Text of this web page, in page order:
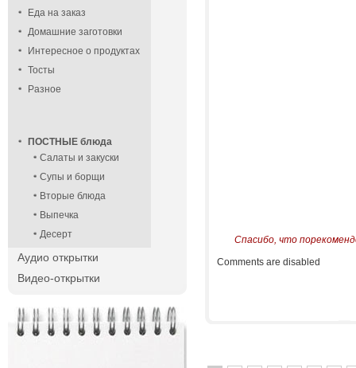
Еда на заказ
Домашние заготовки
Интересное о продуктах
Тосты
Разное
ПОСТНЫЕ блюда
Салаты и закуски
Супы и борщи
Вторые блюда
Выпечка
Десерт
Аудио открытки
Видео-открытки
Спасибо, что
Comments are disabled